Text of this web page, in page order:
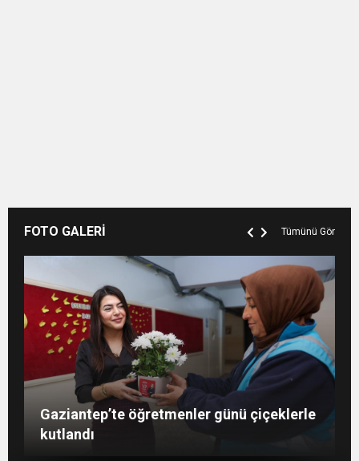
FOTO GALERİ Tümünü Gör
Konukoğlu: Türkiye ekonomisine 11 farklı
sektörde değer katıyoruz
Gaziantep’te öğretmenler günü çiçeklerle
kutlandı
GAÜN’de gri kod tatbikatı gerçeği
Şahin: “İstikbalimizi şekillendirecek olan
sizlersiniz”